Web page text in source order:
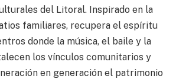
del Litoral. Inspirado en la
familiares, recupera el espíritu
donde la música, el baile y la
los vínculos comunitarios y
en generación el patrimonio